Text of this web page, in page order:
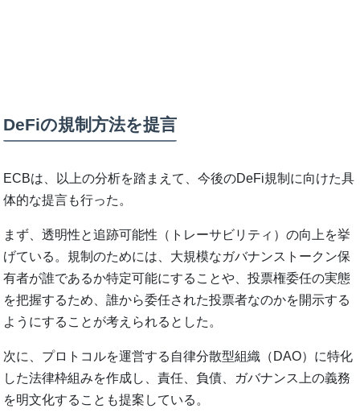
DeFiの規制方法を提言
ECBは、以上の分析を踏まえて、今後のDeFi規制に向けた具
体的な提言も行った。
まず、透明性と追跡可能性（トレーサビリティ）の向上を挙
げている。規制のためには、大規模なガバナンストークン保
有者が誰であるか特定可能にすることや、投票権委任の実態
を把握するため、誰から委任された投票者なのかを開示する
ようにすることが考えられるとした。
次に、プロトコルを運営する自律分散型組織（DAO）に特化
した法律枠組みを作成し、責任、負債、ガバナンス上の義務
を明文化することも提案している。